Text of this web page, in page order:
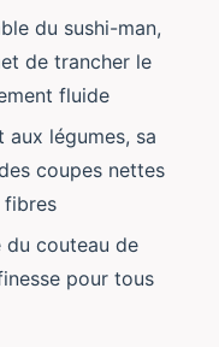
du sushi-man,
de trancher le
fluide
aux légumes, sa
coupes nettes
fibres
du couteau de
pour tous